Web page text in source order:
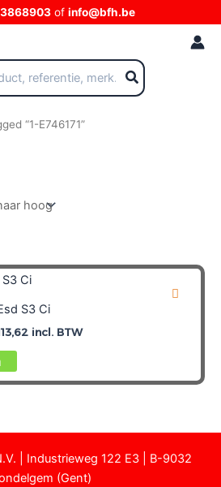
of info@bfh.be
“1-E746171”
S3 Ci
incl. BTW
| Industrieweg 122 E3 | B-9032
(Gent)